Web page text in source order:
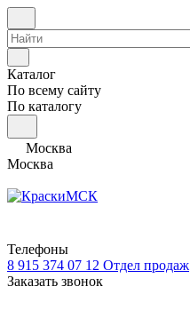
Каталог
По всему сайту
По каталогу
Москва
Москва
Телефоны
8 915 374 07 12 Отдел продаж
Заказать звонок